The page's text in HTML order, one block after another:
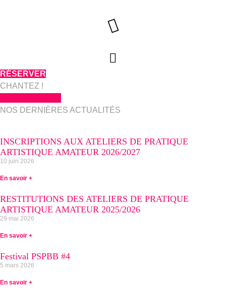
RÉSERVER
CHANTEZ !
NOS DERNIÈRES ACTUALITÉS
INSCRIPTIONS AUX ATELIERS DE PRATIQUE
ARTISTIQUE AMATEUR 2026/2027
10 juin 2026
En savoir +
RESTITUTIONS DES ATELIERS DE PRATIQUE
ARTISTIQUE AMATEUR 2025/2026
29 mai 2026
En savoir +
Festival PSPBB #4
5 mars 2026
En savoir +